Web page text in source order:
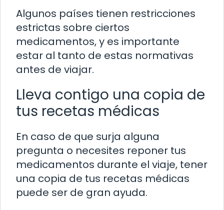
Algunos países tienen restricciones
estrictas sobre ciertos
medicamentos, y es importante
estar al tanto de estas normativas
antes de viajar.
Lleva contigo una copia de
tus recetas médicas
En caso de que surja alguna
pregunta o necesites reponer tus
medicamentos durante el viaje, tener
una copia de tus recetas médicas
puede ser de gran ayuda.